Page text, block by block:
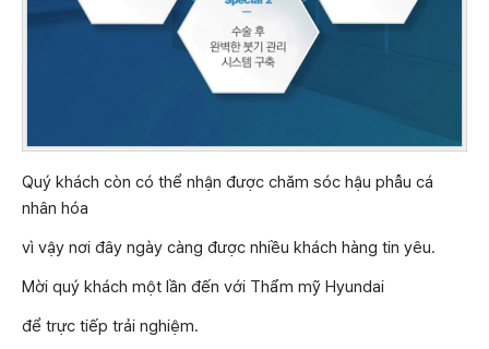
Quý khách còn có thể nhận được chăm sóc hậu phẫu cá
nhân hóa
vì vậy nơi đây ngày càng được nhiều khách hàng tin yêu.
Mời quý khách một lần đến với Thẩm mỹ Hyundai
để trực tiếp trải nghiệm.